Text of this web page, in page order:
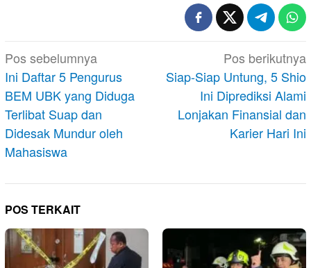
Navigasi
pos
Pos sebelumnya
Ini Daftar 5 Pengurus
BEM UBK yang Diduga
Terlibat Suap dan
Didesak Mundur oleh
Mahasiswa
Pos berikutnya
Siap-Siap Untung, 5 Shio
Ini Diprediksi Alami
Lonjakan Finansial dan
Karier Hari Ini
POS TERKAIT